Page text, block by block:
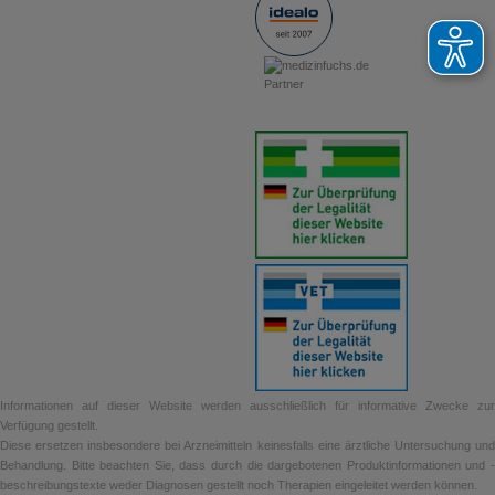
Informationen auf dieser Website werden ausschließlich für informative Zwecke zur
Verfügung gestellt.
Diese ersetzen insbesondere bei Arzneimitteln keinesfalls eine ärztliche Untersuchung und
Behandlung. Bitte beachten Sie, dass durch die dargebotenen Produktinformationen und -
beschreibungstexte weder Diagnosen gestellt noch Therapien eingeleitet werden können.